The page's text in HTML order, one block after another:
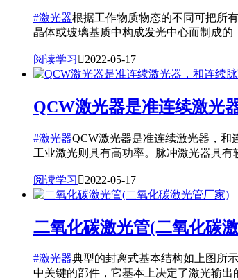
#激光器根据工作物质物态的不同可把所
晶体或玻璃基质中构成发光中心而制成的
阅读学习 2022-05-17
QCW激光器是准连续激光
#激光器QCW激光器是准连续激光器，和
工业激光则具有高功率。脉冲激光器具有
阅读学习 2022-05-17
二氧化碳激光管(二氧化碳
#激光器典型的封离式基本结构如上图所
中关键的部件，它基本上决定了激光输出